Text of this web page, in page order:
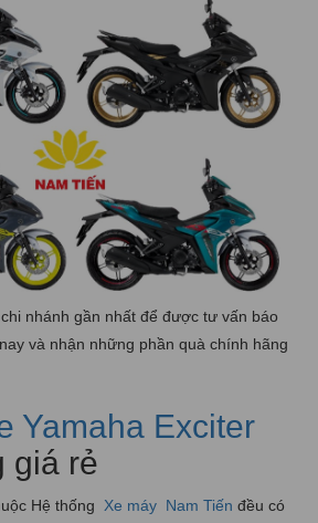
nhánh gần nhất để được tư vấn báo
và nhận những phần quà chính hãng
Yamaha Exciter
giá rẻ
Hệ thống Xe máy Nam Tiến đều có